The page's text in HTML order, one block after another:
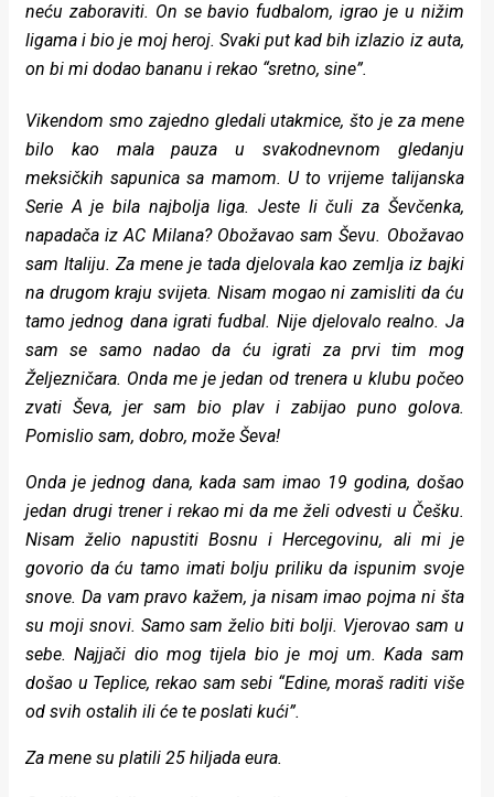
neću zaboraviti. On se bavio fudbalom, igrao je u nižim
ligama i bio je moj heroj. Svaki put kad bih izlazio iz auta,
on bi mi dodao bananu i rekao “sretno, sine”.
Vikendom smo zajedno gledali utakmice, što je za mene
bilo kao mala pauza u svakodnevnom gledanju
meksičkih sapunica sa mamom. U to vrijeme talijanska
Serie A je bila najbolja liga. Jeste li čuli za Ševčenka,
napadača iz AC Milana? Obožavao sam Ševu. Obožavao
sam Italiju. Za mene je tada djelovala kao zemlja iz bajki
na drugom kraju svijeta. Nisam mogao ni zamisliti da ću
tamo jednog dana igrati fudbal. Nije djelovalo realno. Ja
sam se samo nadao da ću igrati za prvi tim mog
Željezničara. Onda me je jedan od trenera u klubu počeo
zvati Ševa, jer sam bio plav i zabijao puno golova.
Pomislio sam, dobro, može Ševa!
Onda je jednog dana, kada sam imao 19 godina, došao
jedan drugi trener i rekao mi da me želi odvesti u Češku.
Nisam želio napustiti Bosnu i Hercegovinu, ali mi je
govorio da ću tamo imati bolju priliku da ispunim svoje
snove. Da vam pravo kažem, ja nisam imao pojma ni šta
su moji snovi. Samo sam želio biti bolji. Vjerovao sam u
sebe. Najjači dio mog tijela bio je moj um. Kada sam
došao u Teplice, rekao sam sebi “Edine, moraš raditi više
od svih ostalih ili će te poslati kući”.
Za mene su platili 25 hiljada eura.